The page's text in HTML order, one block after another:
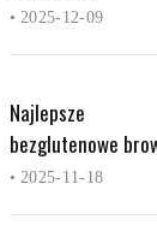
• 2025-12-09
Najlepsze
bezglutenowe
• 2025-11-18